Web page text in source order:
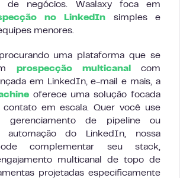
de negócios. Waalaxy foca em
no LinkedIn simples e
menores.
uma plataforma que se
prospecção multicanal
com
em LinkedIn, e-mail e mais, a
oferece uma solução focada
contato em escala. Quer você use
gerenciamento de pipeline ou
automação do LinkedIn, nossa
complementar seu stack,
multicanal de topo de
projetadas especificamente